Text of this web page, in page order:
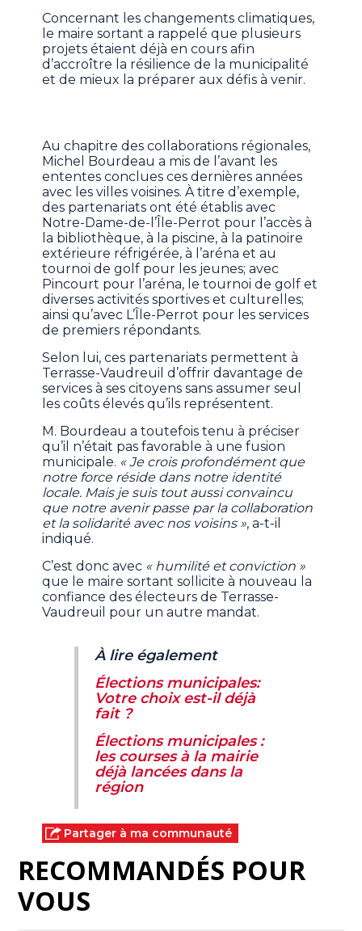
Concernant les changements climatiques,
le maire sortant a rappelé que plusieurs
projets étaient déjà en cours afin
d’accroître la résilience de la municipalité
et de mieux la préparer aux défis à venir.
Au chapitre des collaborations régionales,
Michel Bourdeau a mis de l’avant les
ententes conclues ces dernières années
avec les villes voisines. À titre d’exemple,
des partenariats ont été établis avec
Notre-Dame-de-l’Île-Perrot pour l’accès à
la bibliothèque, à la piscine, à la patinoire
extérieure réfrigérée, à l’aréna et au
tournoi de golf pour les jeunes; avec
Pincourt pour l’aréna, le tournoi de golf et
diverses activités sportives et culturelles;
ainsi qu’avec L’Île-Perrot pour les services
de premiers répondants.
Selon lui, ces partenariats permettent à
Terrasse-Vaudreuil d’offrir davantage de
services à ses citoyens sans assumer seul
les coûts élevés qu’ils représentent.
M. Bourdeau a toutefois tenu à préciser
qu’il n’était pas favorable à une fusion
municipale. « Je crois profondément que
notre force réside dans notre identité
locale. Mais je suis tout aussi convaincu
que notre avenir passe par la collaboration
et la solidarité avec nos voisins », a-t-il
indiqué.
C’est donc avec « humilité et conviction »
que le maire sortant sollicite à nouveau la
confiance des électeurs de Terrasse-
Vaudreuil pour un autre mandat.
À lire également
Élections municipales:
Votre choix est-il déjà
fait ?
Élections municipales :
les courses à la mairie
déjà lancées dans la
région
Partager à ma communauté
RECOMMANDÉS POUR
VOUS